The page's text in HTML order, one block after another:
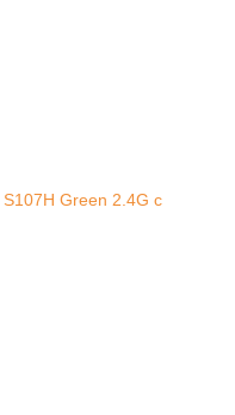
Green 2.4G с